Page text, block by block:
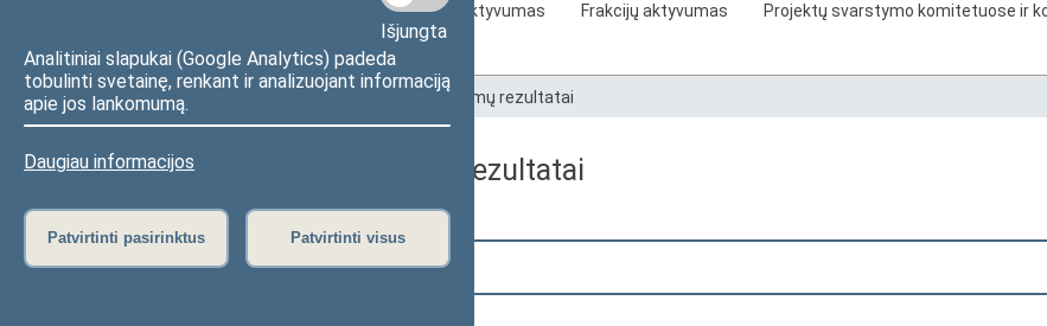
Išjungta
Analitiniai slapukai (Google Analytics) padeda
tobulinti svetainę, renkant ir analizuojant informaciją
apie jos lankomumą.
Daugiau informacijos
Patvirtinti pasirinktus Patvirtinti visus
Seimo narių aktyvumas Frakcijų aktyvumas
Projektų svarstymo komitetuose ir
Seimo narių balsavimų rezultatai
Pradžia Seimo narių balsavimų rezultatai
Seimo narių balsavimų rezultatai
Pasirinkite kadenciją:
2016–2020 metų kadencija